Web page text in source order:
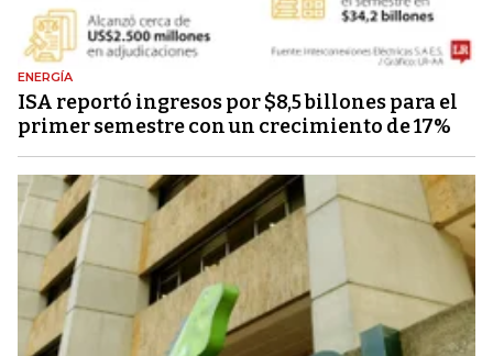
ENERGÍA
ISA reportó ingresos por $8,5 billones para el
primer semestre con un crecimiento de 17%